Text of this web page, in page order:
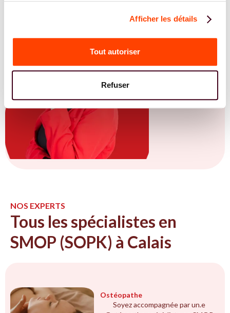
Afficher les détails
Tout autoriser
Refuser
NOS EXPERTS
Tous les spécialistes en
SMOP (SOPK) à Calais
Ostéopathe
Soyez accompagnée par un.e